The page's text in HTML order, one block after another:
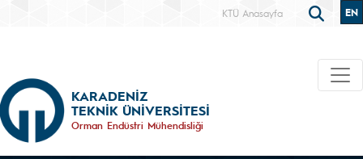
KTÜ Anasayfa EN
KARADENİZ
TEKNİK ÜNİVERSİTESİ
Orman Endüstri Mühendisliği